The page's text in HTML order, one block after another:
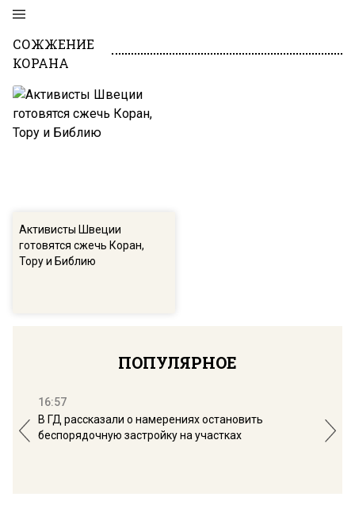
СОЖЖЕНИЕ
КОРАНА
Активисты Швеции
готовятся сжечь Коран,
Тору и Библию
ПОПУЛЯРНОЕ
16:57
В ГД рассказали о намерениях остановить
беспорядочную застройку на участках